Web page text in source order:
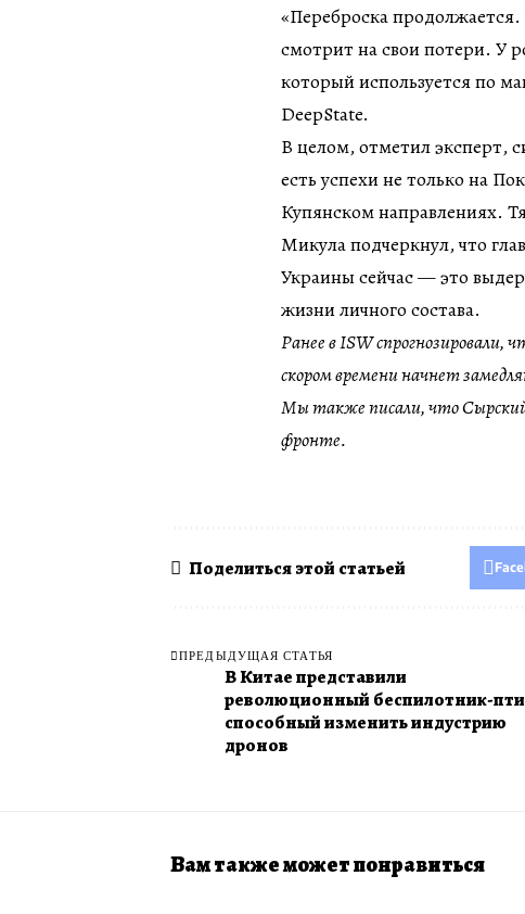
«Переброска
смотрит на свои потери. У
который используется по
DeepState.
В целом, отметил эксперт,
есть успехи не только на
Купянском направлениях.
Микула подчеркнул, что
Украины сейчас — это
жизни личного состава.
Ранее в ISW спрогнозировали,
скором времени начнет
Мы также писали, что Сырский
фронте.
Поделиться этой статьей
ПРЕДЫДУЩАЯ СТАТЬЯ
В ​Китае представили
революционный беспилотник-
способный изменить индустрию
дронов
Вам также может понравиться